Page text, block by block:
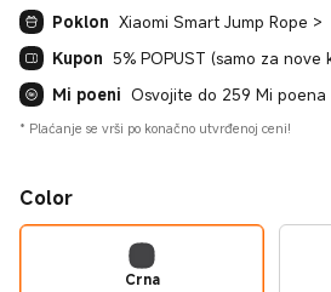
Poklon Xiaomi Smart Jump Rope >
Kupon 5% POPUST (samo za nove
Mi poeni Osvojite do 259 Mi poena
* Plaćanje se vrši po konačno utvrđenoj ceni!
Color
Crna